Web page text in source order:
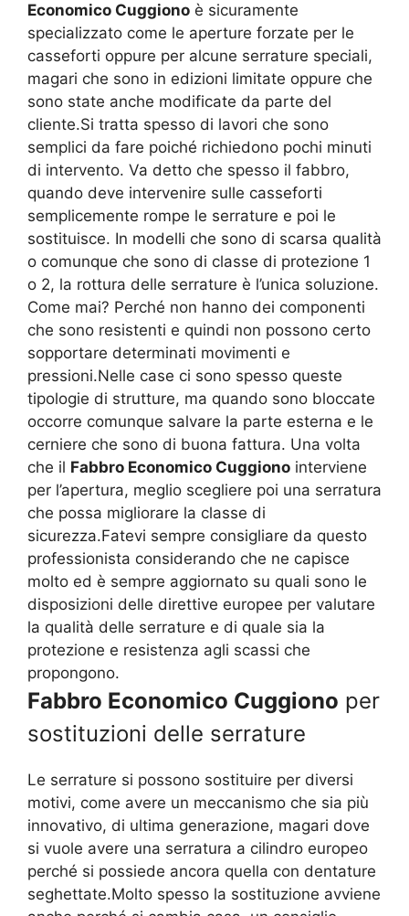
Economico Cuggiono è sicuramente
specializzato come le aperture forzate per le
casseforti oppure per alcune serrature speciali,
magari che sono in edizioni limitate oppure che
sono state anche modificate da parte del
cliente.Si tratta spesso di lavori che sono
semplici da fare poiché richiedono pochi minuti
di intervento. Va detto che spesso il fabbro,
quando deve intervenire sulle casseforti
semplicemente rompe le serrature e poi le
sostituisce. In modelli che sono di scarsa qualità
o comunque che sono di classe di protezione 1
o 2, la rottura delle serrature è l’unica soluzione.
Come mai? Perché non hanno dei componenti
che sono resistenti e quindi non possono certo
sopportare determinati movimenti e
pressioni.Nelle case ci sono spesso queste
tipologie di strutture, ma quando sono bloccate
occorre comunque salvare la parte esterna e le
cerniere che sono di buona fattura. Una volta
che il Fabbro Economico Cuggiono interviene
per l’apertura, meglio scegliere poi una serratura
che possa migliorare la classe di
sicurezza.Fatevi sempre consigliare da questo
professionista considerando che ne capisce
molto ed è sempre aggiornato su quali sono le
disposizioni delle direttive europee per valutare
la qualità delle serrature e di quale sia la
protezione e resistenza agli scassi che
propongono.
Fabbro Economico Cuggiono per
sostituzioni delle serrature
Le serrature si possono sostituire per diversi
motivi, come avere un meccanismo che sia più
innovativo, di ultima generazione, magari dove
si vuole avere una serratura a cilindro europeo
perché si possiede ancora quella con dentature
seghettate.Molto spesso la sostituzione avviene